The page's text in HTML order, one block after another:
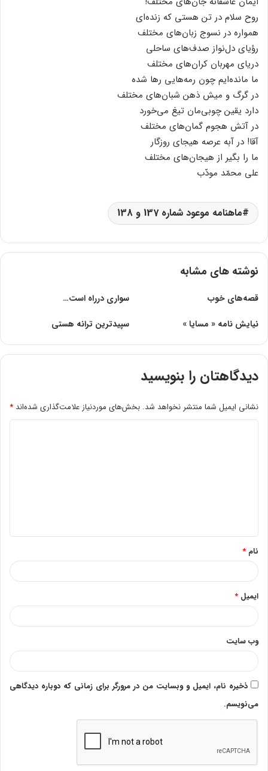
روح سلام در تن هستی که زنده‌ای
همواره در نسوج زبان‌های مختلف
رؤیای دل‌نواز صدف‌های ساحلی
دریای مهربان کران‌های مختلف
ما مانده‌ایم چون رمه‌هایی رها شده
در گرگ و میش ذهن شبان‌های مختلف
دارد یقین چوبی‌مان تیغ می‌خورد
در آتش هجوم گمان‌های مختلف
آقا! در آبه عرصه هیجای روزگار
ما را بگیر از هیجان‌های مختلف
علی محمّد مودّب
ماهنامه موعود شماره 137 و 138
نوشته های مشابه
قصه‌های خوب
سواری درراه است…
نیایش نامه « مسایا »
سپیدترین ترانه هستی
دیدگاهتان را بنویسید
نشانی ایمیل شما منتشر نخواهد شد. بخش‌های موردنیاز علامت‌گذاری شده‌اند *
*
نام *
ایمیل *
وب‌ سایت
ذخیره نام، ایمیل و وبسایت من در مرورگر برای زمانی که دوباره دیدگاهی
می‌نویسم.